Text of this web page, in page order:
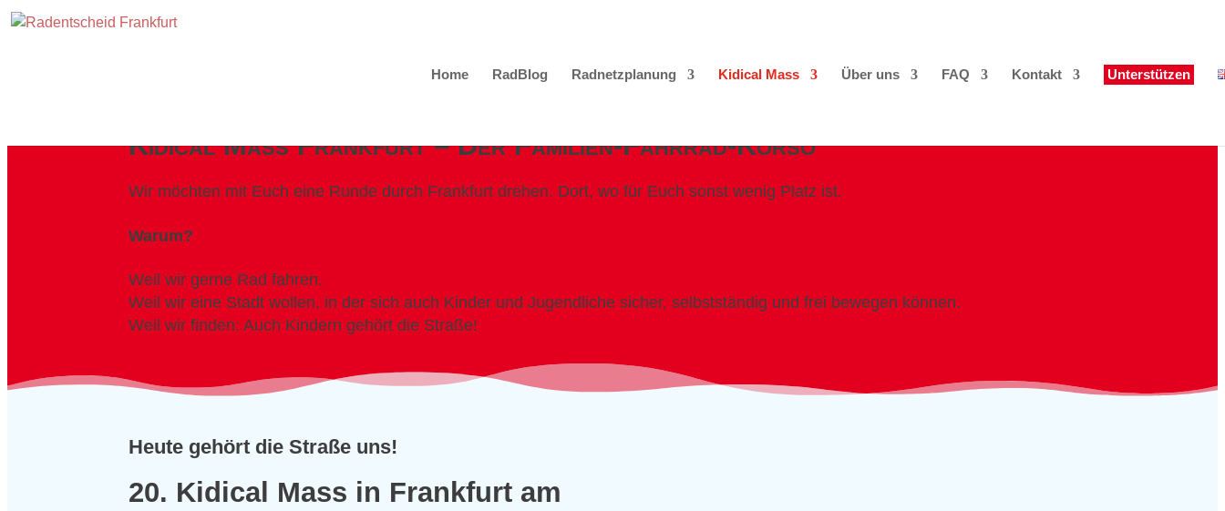
Home RadBlog Radnetzplanung Kidical Mass Über uns FAQ Kontakt Unterstützen
Kidical Mass Frankfurt – Der Familien-Fahrrad-Korso
Wir möchten mit Euch eine Runde durch Frankfurt drehen. Dort, wo für Euch sonst wenig Platz ist.
Warum?
Weil wir gerne Rad fahren.
Weil wir eine Stadt wollen, in der sich auch Kinder und Jugendliche sicher, selbstständig und frei bewegen können.
Weil wir finden: Auch Kindern gehört die Straße!
Heute gehört die Straße uns!
20. Kidical Mass in Frankfurt am